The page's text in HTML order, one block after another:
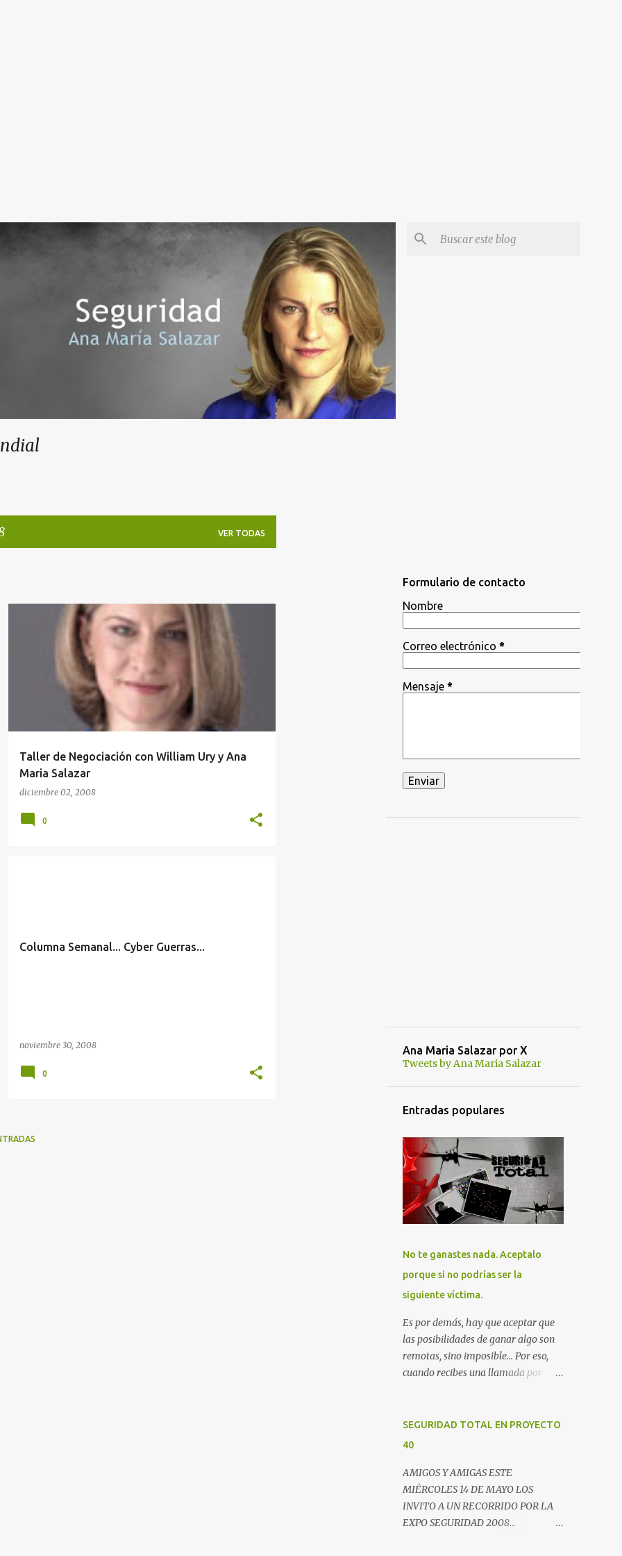
VER TODAS
Taller de Negociación con William Ury y Ana
Maria Salazar
diciembre 02, 2008
INFORMACIÓN TALLER
0
Columna Semanal... Cyber Guerras...
noviembre 30, 2008
0
Formulario de contacto
Nombre
Correo electrónico *
Mensaje *
Ana Maria Salazar por X
Tweets by Ana Maria Salazar
Entradas populares
No te ganastes nada. Aceptalo
porque si no podrías ser la
siguiente víctima.
Es por demás, hay que aceptar que
las posibilidades de ganar algo son
remotas, sino imposible... Por eso,
cuando recibes una llamada por
colgar. Este es un email enviado por
un radio escucha donde nos
COMENTADO ESTO DEL
SECUESTRO LOS CIUDADANOS NOS
PREGUNTAMOS PORQUE NO
HACEN ALGO CON LAS PERSONAS
SEGURIDAD TOTAL EN PROYECTO
40
AMIGOS Y AMIGAS ESTE
MIÉRCOLES 14 DE MAYO LOS
INVITO A UN RECORRIDO POR LA
EXPO SEGURIDAD 2008...